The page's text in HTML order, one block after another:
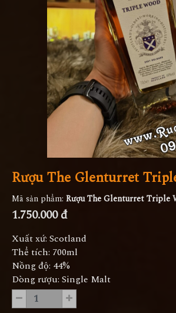
Rượu The Glenturret
Mã sản phẩm: Rượu The Glenturret Triple
1.750.000 đ
Xuất xứ: Scotland
Thể tích: 700ml
Nồng độ: 44%
Dòng rượu: Single Malt